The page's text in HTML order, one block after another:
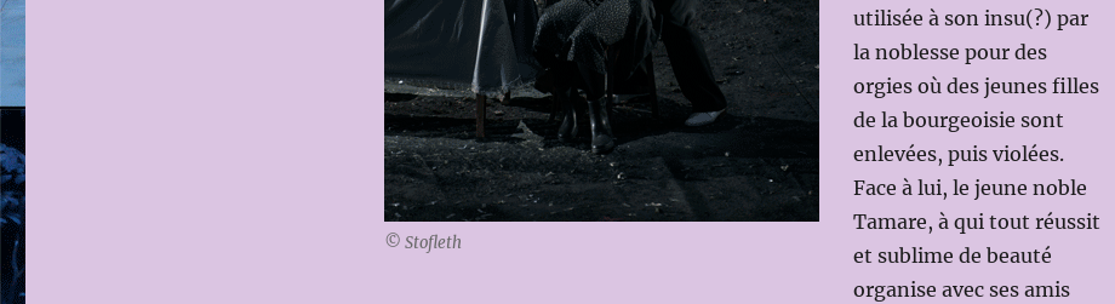
© Stofleth
utilisée à son insu(?) par
la noblesse pour des
orgies où des jeunes filles
de la bourgeoisie sont
enlevées, puis violées.
Face à lui, le jeune noble
Tamare, à qui tout réussit
et sublime de beauté
organise avec ses amis